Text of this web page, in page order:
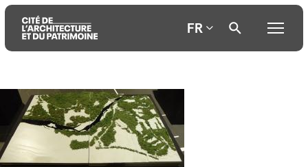
Aller
contenu
principal
Aller
menu
principal
Aller
recherche
FR